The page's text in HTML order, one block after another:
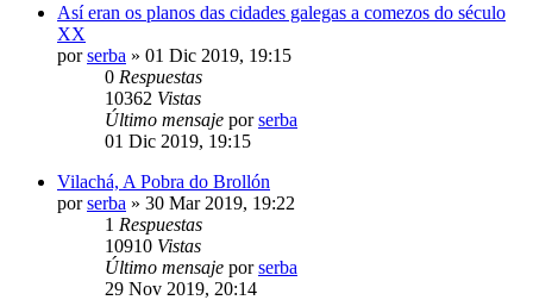
Así eran os planos das cidades galegas a comezos do século
XX
porserba » 01 Dic 2019, 19:15
0 Respuestas
10362 Vistas
Último mensaje porserba
01 Dic 2019, 19:15
Vilachá, A Pobra do Brollón
porserba » 30 Mar 2019, 19:22
1 Respuestas
10910 Vistas
Último mensaje porserba
29 Nov 2019, 20:14